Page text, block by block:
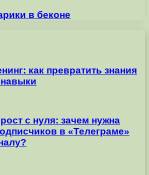
в беконе
как превратить знания
с нуля: зачем нужна
в «Телеграме»